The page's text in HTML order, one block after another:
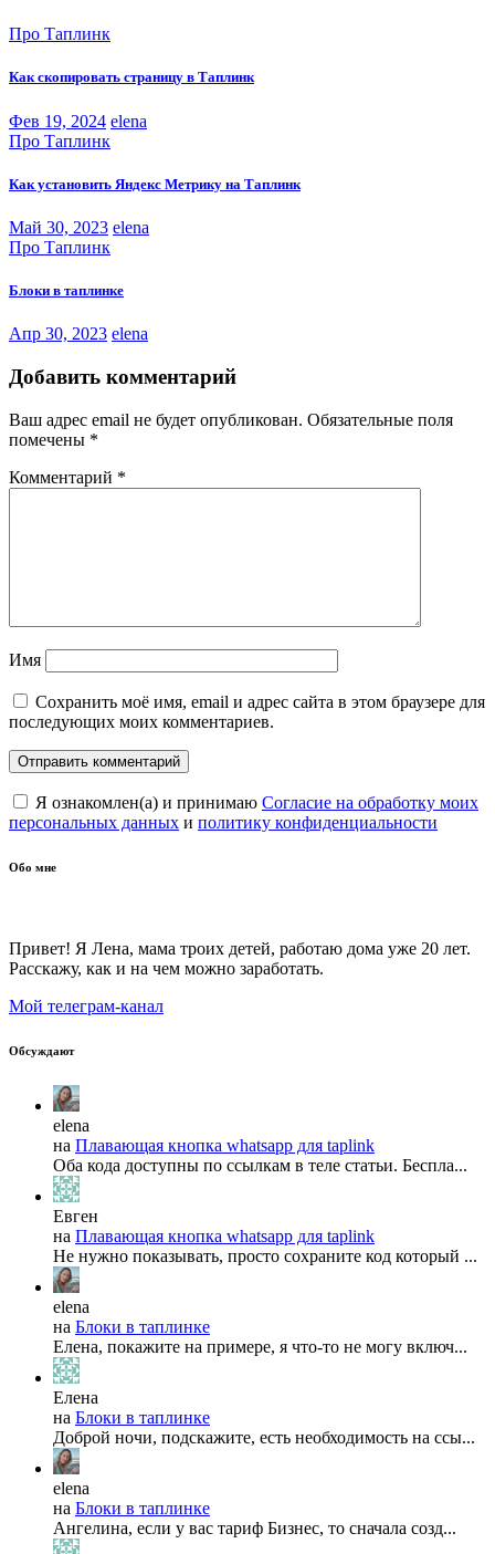
Про Таплинк
Как скопировать страницу в Таплинк
Фев 19, 2024 elena
Про Таплинк
Как установить Яндекс Метрику на Таплинк
Май 30, 2023 elena
Про Таплинк
Блоки в таплинке
Апр 30, 2023 elena
Добавить комментарий
Ваш адрес email не будет опубликован. Обязательные поля
помечены *
Комментарий *
Имя
Сохранить моё имя, email и адрес сайта в этом браузере для
последующих моих комментариев.
Я ознакомлен(а) и принимаю Согласие на обработку моих
персональных данных и политику конфиденциальности
Обо мне
Привет! Я Лена, мама троих детей, работаю дома уже 20 лет.
Расскажу, как и на чем можно заработать.
Мой телеграм-канал
Обсуждают
elena
на Плавающая кнопка whatsapp для taplink
Оба кода доступны по ссылкам в теле статьи. Беспла...
Евген
на Плавающая кнопка whatsapp для taplink
Не нужно показывать, просто сохраните код который ...
elena
на Блоки в таплинке
Елена, покажите на примере, я что-то не могу включ...
Елена
на Блоки в таплинке
Доброй ночи, подскажите, есть необходимость на ссы...
elena
на Блоки в таплинке
Ангелина, если у вас тариф Бизнес, то сначала созд...